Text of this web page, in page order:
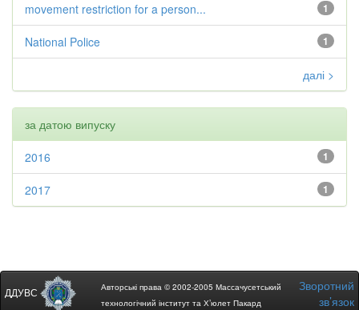
1
movement restriction for a person...
1
National Police
далі >
за датою випуску
1
2016
1
2017
ДДУВС
Авторські права © 2002-2005 Массачусетський
технологічний інститут та Х’юлет Пакард
Зворотний
зв’язок